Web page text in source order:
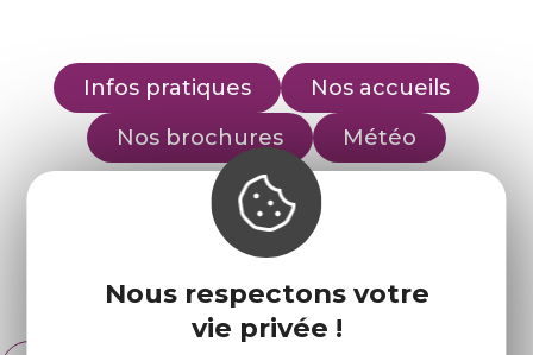
Nous respectons votre
vie privée !
Infos pratiques
Nos accueils
Nos brochures
Météo
Retrouvez-nous sur :
Espace pro Partenaires